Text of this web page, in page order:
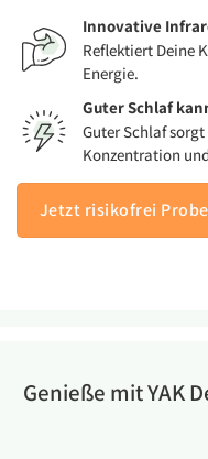
Innovative
Reflektiert Deine
Energie.
Guter Schlaf
Guter Schlaf
Konzentration
Jetzt risikofrei
Genieße mit YAK